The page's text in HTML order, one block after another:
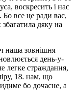
воскресить і нас
Бо все це ради вас,
дяку на
наша зовнішня
день-у-
легке страждання,
18. нам, що
бо дочасне, а